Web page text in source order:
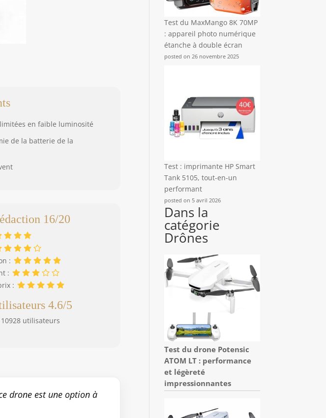
en faible luminosité
de la batterie de la
16/20
:
:
:
4.6/5
utilisateurs
drone est une option à
Test du MaxMango 8K 70MP
: appareil photo numérique
étanche à double écran
posted on 26 novembre 2025
Test : imprimante HP Smart
Tank 5105, tout-en-un
performant
posted on 5 avril 2026
Dans la
catégorie
Drônes
Test du drone Potensic
ATOM LT : performance
et légèreté
impressionnantes